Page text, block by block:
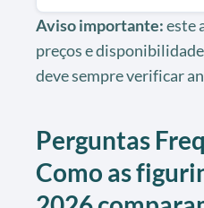
Aviso importante:este
preços e
deve sempre verificar
Perguntas
Como as